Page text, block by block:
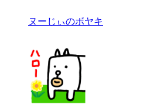
ヌーじぃのボヤキ